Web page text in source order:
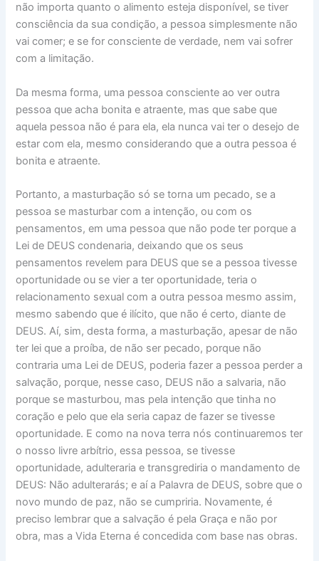
não importa quanto o alimento esteja disponível, se tiver
consciência da sua condição, a pessoa simplesmente não
vai comer; e se for consciente de verdade, nem vai sofrer
com a limitação.
Da mesma forma, uma pessoa consciente ao ver outra
pessoa que acha bonita e atraente, mas que sabe que
aquela pessoa não é para ela, ela nunca vai ter o desejo de
estar com ela, mesmo considerando que a outra pessoa é
bonita e atraente.
Portanto, a masturbação só se torna um pecado, se a
pessoa se masturbar com a intenção, ou com os
pensamentos, em uma pessoa que não pode ter porque a
Lei de DEUS condenaria, deixando que os seus
pensamentos revelem para DEUS que se a pessoa tivesse
oportunidade ou se vier a ter oportunidade, teria o
relacionamento sexual com a outra pessoa mesmo assim,
mesmo sabendo que é ilícito, que não é certo, diante de
DEUS. Aí, sim, desta forma, a masturbação, apesar de não
ter lei que a proíba, de não ser pecado, porque não
contraria uma Lei de DEUS, poderia fazer a pessoa perder a
salvação, porque, nesse caso, DEUS não a salvaria, não
porque se masturbou, mas pela intenção que tinha no
coração e pelo que ela seria capaz de fazer se tivesse
oportunidade. E como na nova terra nós continuaremos ter
o nosso livre arbítrio, essa pessoa, se tivesse
oportunidade, adulteraria e transgrediria o mandamento de
DEUS: Não adulterarás; e aí a Palavra de DEUS, sobre que o
novo mundo de paz, não se cumpriria. Novamente, é
preciso lembrar que a salvação é pela Graça e não por
obra, mas a Vida Eterna é concedida com base nas obras.